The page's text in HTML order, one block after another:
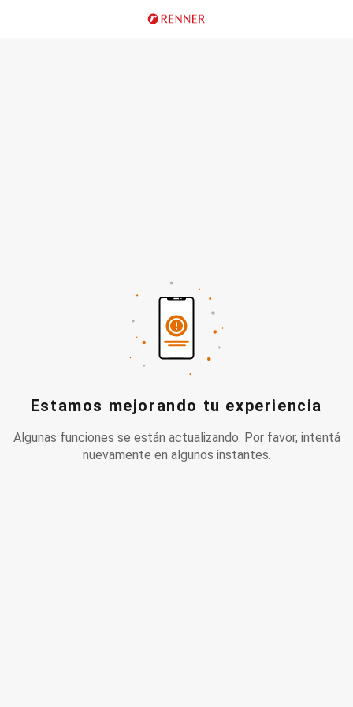
Estamos mejorando tu experiencia
Algunas funciones se están actualizando. Por favor, intentá
nuevamente en algunos instantes.